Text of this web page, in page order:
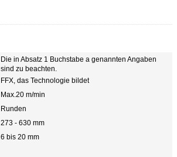
Die in Absatz 1 Buchstabe a genannten Angaben
sind zu beachten.
FFX, das Technologie bildet
Max.20 m/min
Runden
273 - 630 mm
6 bis 20 mm